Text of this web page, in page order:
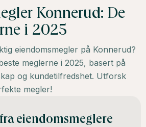
Konnerud: De
i 2025
eiendomsmegler på Konnerud?
meglerne i 2025, basert på
og kundetilfredshet. Utforsk
megler!
eiendomsmeglere